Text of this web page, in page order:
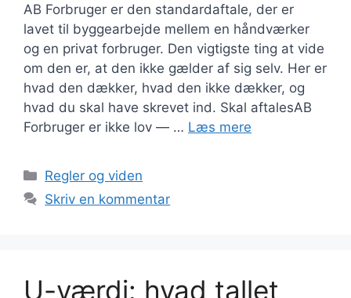
AB Forbruger er den standardaftale, der er
lavet til byggearbejde mellem en håndværker
og en privat forbruger. Den vigtigste ting at vide
om den er, at den ikke gælder af sig selv. Her er
hvad den dækker, hvad den ikke dækker, og
hvad du skal have skrevet ind. Skal aftalesAB
Forbruger er ikke lov — … Læs mere
Kategorier
Regler og viden
Skriv en kommentar
U-værdi: hvad tallet